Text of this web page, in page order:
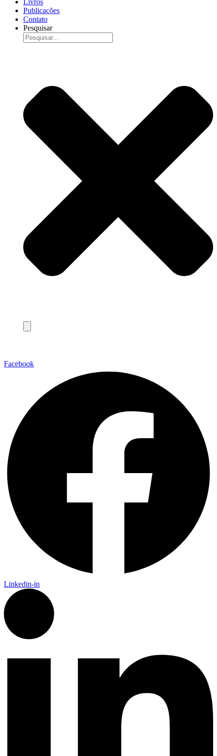
Publicações
Contato
Pesquisar
Facebook
Linkedin-in